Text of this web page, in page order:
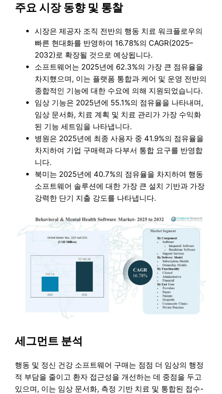
주요 시장 동향 및 통찰
시장은 제공자 조직 전반의 행동 치료 워크플로우의
빠른 현대화를 반영하여 16.78%의 CAGR(2025–
2032)로 확장될 것으로 예상됩니다.
소프트웨어는 2025년에 62.3%의 가장 큰 점유율을
차지했으며, 이는 플랫폼 통합과 케어 및 운영 전반의
종합적인 기능에 대한 수요에 의해 지원되었습니다.
임상 기능은 2025년에 55.1%의 점유율을 나타내며,
임상 문서화, 치료 계획 및 치료 관리가 가장 수익화
된 기능 세트임을 나타냅니다.
병원은 2025년에 최종 사용자 중 41.9%의 점유율을
차지하여 기업 구매력과 다부서 통합 요구를 반영합
니다.
북미는 2025년에 40.7%의 점유율을 차지하여 행동
소프트웨어 솔루션에 대한 가장 큰 설치 기반과 가장
강력한 단기 지출 강도를 나타냅니다.
세그먼트 분석
행동 및 정신 건강 소프트웨어 구매는 점점 더 임상의 행정
적 부담을 줄이고 환자 접근성을 개선하는 데 중점을 두고
있으며, 이는 임상 문서화, 측정 기반 치료 및 통합된 접수-